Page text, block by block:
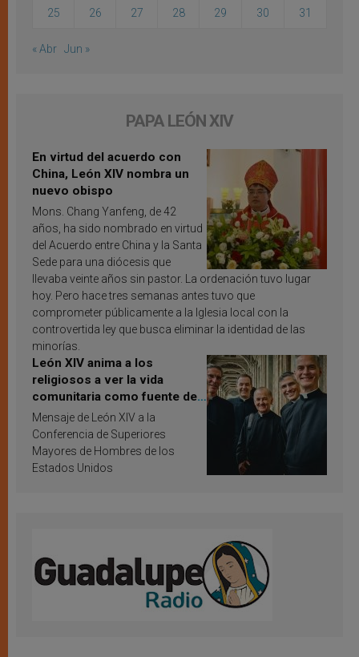
25 26 27 28 29 30 31
« Abr Jun »
PAPA LEÓN XIV
En virtud del acuerdo con
China, León XIV nombra un
nuevo obispo
Mons. Chang Yanfeng, de 42
años, ha sido nombrado en virtud
del Acuerdo entre China y la Santa
Sede para una diócesis que
llevaba veinte años sin pastor. La ordenación tuvo lugar
hoy. Pero hace tres semanas antes tuvo que
comprometer públicamente a la Iglesia local con la
controvertida ley que busca eliminar la identidad de las
minorías.
León XIV anima a los
religiosos a ver la vida
comunitaria como fuente de
inspiración y santificación
Mensaje de León XIV a la
Conferencia de Superiores
Mayores de Hombres de los
Estados Unidos